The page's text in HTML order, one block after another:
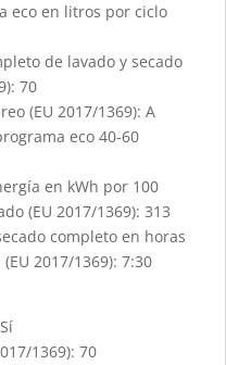
eco en litros por ciclo
de lavado y secado
70
(EU 2017/1369): A
eco 40-60
en kWh por 100
(EU 2017/1369): 313
completo en horas
2017/1369): 7:30
1369): 70